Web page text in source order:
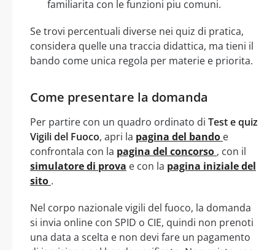
familiarita con le funzioni piu comuni.
Se trovi percentuali diverse nei quiz di pratica,
considera quelle una traccia didattica, ma tieni il
bando come unica regola per materie e priorita.
Come presentare la domanda
Per partire con un quadro ordinato di Test e quiz
Vigili del Fuoco, apri la pagina del bando e
confrontala con la pagina del concorso , con il
simulatore di prova e con la pagina iniziale del
sito .
Nel corpo nazionale vigili del fuoco, la domanda
si invia online con SPID o CIE, quindi non prenoti
una data a scelta e non devi fare un pagamento